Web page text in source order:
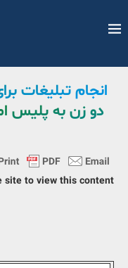
انجام تبلیغات
دو زن به پلیس
to view this content.